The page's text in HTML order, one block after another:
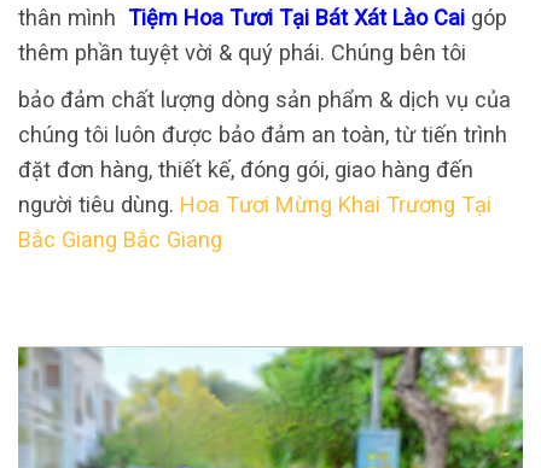
thân mình Tiệm Hoa Tươi Tại Bát Xát Lào Cai góp
thêm phần tuyệt vời & quý phái. Chúng bên tôi
bảo đảm chất lượng dòng sản phẩm & dịch vụ của
chúng tôi luôn được bảo đảm an toàn, từ tiến trình
đặt đơn hàng, thiết kế, đóng gói, giao hàng đến
người tiêu dùng. Hoa Tươi Mừng Khai Trương Tại
Bắc Giang Bắc Giang